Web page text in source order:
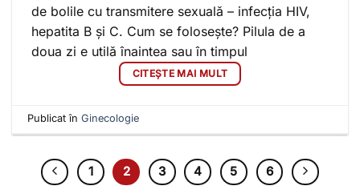
de bolile cu transmitere sexuală – infecția HIV,
hepatita B și C. Cum se folosește? Pilula de a
doua zi e utilă înaintea sau în timpul
CITEȘTE MAI MULT
Publicat înGinecologie
1 2 3 4 5 6